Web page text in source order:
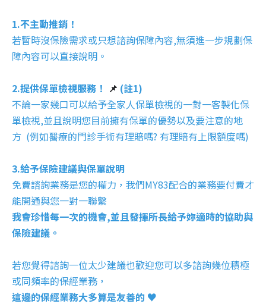
1.不主動推銷！
若暫時沒保險需求或只想諮詢保障內容,無須進一步規劃保
障內容可以直接說明。
2.提供保單檢視服務！ 📌 (註1)
不論一家幾口可以給予全家人保單檢視的一對一客製化保
單檢視,並且說明您目前擁有保單的優勢以及要注意的地
方 (例如醫療的門診手術有理賠嗎? 有理賠有上限額度嗎)
3.給予保險建議與保單說明
免費諮詢業務是您的權力，我們MY83配合的業務要付費才
能開通與您一對一聯繫
我會珍惜每一次的機會,並且發揮所長給予妳適時的協助與
保險建議。
若您覺得諮詢一位太少建議也歡迎您可以多諮詢幾位積極
或同頻率的保經業務，
這邊的保經業務大多算是友善的 ♥